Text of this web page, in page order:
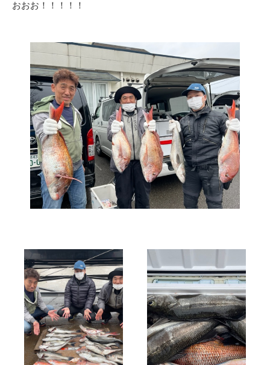
おおお！！！！！